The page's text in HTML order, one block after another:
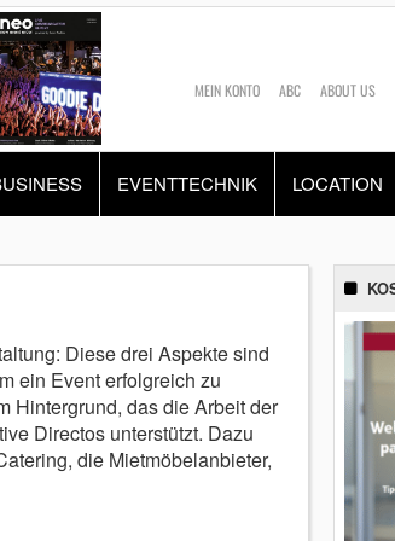
MEIN KONTO ABC ABOUT US
EVENTTECHNIK LOCATION
Diese drei Aspekte sind
ein Event erfolgreich zu
Hintergrund, das die Arbeit der
Directos unterstützt. Dazu
die Mietmöbelanbieter,